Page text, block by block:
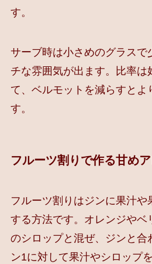
す。
サーブ時は小さめのグラスで
チな雰囲気が出ます。比率は
て、ベルモットを減らすとよ
す。
フルーツ割りで作る甘め
フルーツ割りはジンに果汁や
する方法です。オレンジやベ
のシロップと混ぜ、ジンと合
ン1に対して果汁やシロップ